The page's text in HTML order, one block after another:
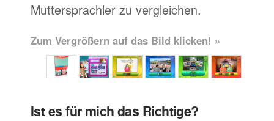
Muttersprachler zu vergleichen.
Zum Vergrößern auf das Bild klicken! »
Ist es für mich das Richtige?